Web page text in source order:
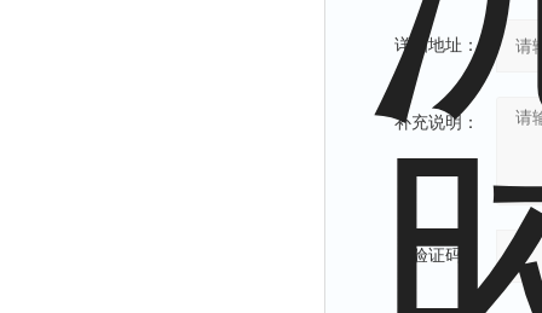
详细地址：
补充说明：
验证码：